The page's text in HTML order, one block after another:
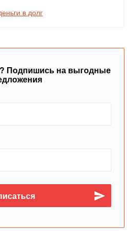
в долг
Подпишись на выгодные